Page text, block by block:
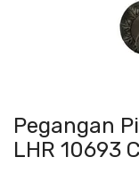
Pegangan
LHR 10693